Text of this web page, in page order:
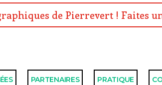
de Pierrevert ! Faites
PARTENAIRES PRATIQUE